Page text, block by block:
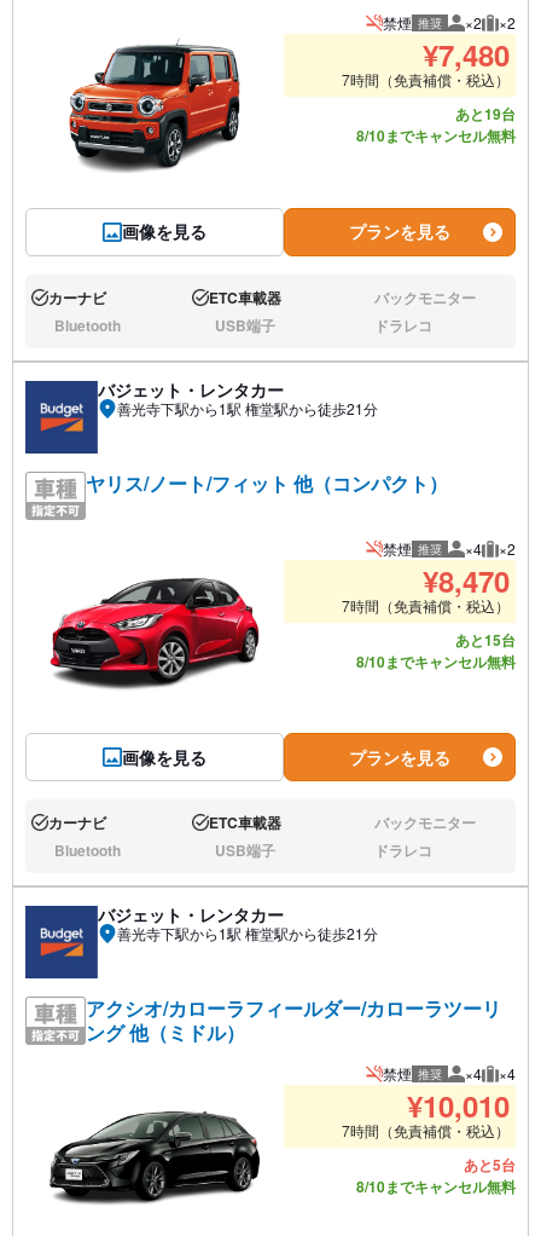
画像を見る
禁煙 推奨 推奨人数
×2 推奨
×2
¥7,480
7時間（免責補償・税込）
あと19台
8/10までキャンセル無料
プランを見る
あり:カーナビ あり:ETC車載器 なし:バックモニター
なし:Bluetooth なし:USB端子 なし:ドラレコ
バジェット・レンタカー
善光寺下駅から1駅 権堂駅から徒歩21分
ヤリス/ノート/フィット 他（コンパクト）
画像を見る
禁煙 推奨 推奨人数
×4 推奨
×2
¥8,470
7時間（免責補償・税込）
あと15台
8/10までキャンセル無料
プランを見る
あり:カーナビ あり:ETC車載器 なし:バックモニター
なし:Bluetooth なし:USB端子 なし:ドラレコ
バジェット・レンタカー
善光寺下駅から1駅 権堂駅から徒歩21分
アクシオ/カローラフィールダー/カローラツーリ
ング 他（ミドル）
禁煙 推奨 推奨人数
×4 推奨
×4
¥10,010
7時間（免責補償・税込）
あと5台
8/10までキャンセル無料